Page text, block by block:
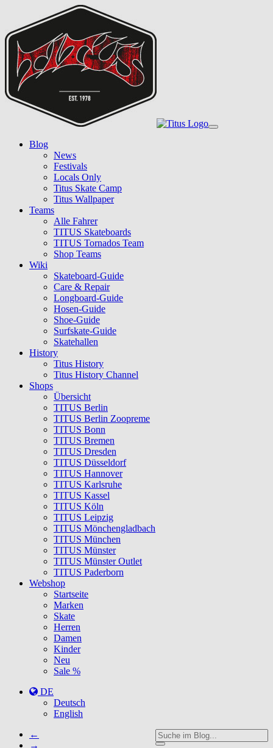
main
content
Toggle
Blog
News
Festivals
Locals Only
Titus Skate Camp
Titus Wallpaper
Teams
Alle Fahrer
TITUS Skateboards
TITUS Tornados Team
Shop Teams
Wiki
Skateboard-Guide
Care & Repair
Longboard-Guide
Hosen-Guide
Shoe-Guide
Surfskate-Guide
Skatehallen
History
Titus History
Titus History Channel
Shops
Übersicht
TITUS Berlin
TITUS Berlin Zoopreme
TITUS Bonn
TITUS Bremen
TITUS Dresden
TITUS Düsseldorf
TITUS Hannover
TITUS Karlsruhe
TITUS Kassel
TITUS Köln
TITUS Leipzig
TITUS Mönchengladbach
TITUS München
TITUS Münster
TITUS Münster Outlet
TITUS Paderborn
Webshop
Startseite
Marken
Skate
Herren
Damen
Kinder
Neu
Sale %
DE
Deutsch
English
←
→